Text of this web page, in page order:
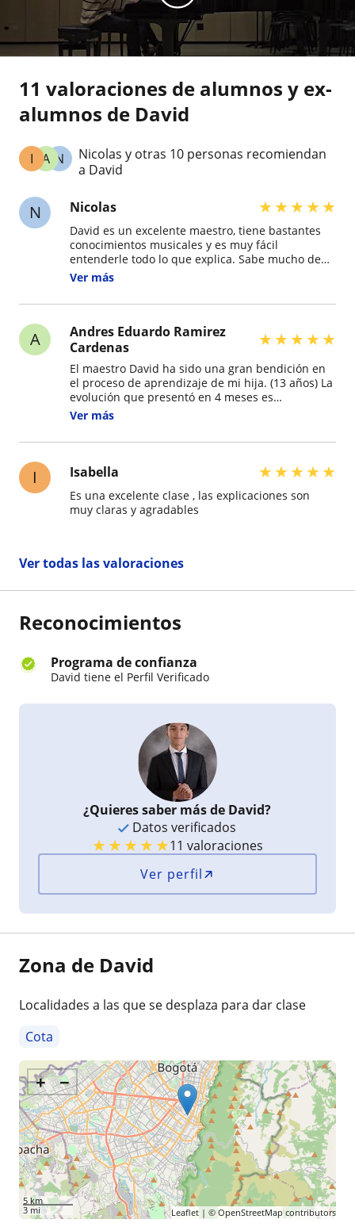
11 valoraciones de alumnos y ex-
alumnos de David
N
A
I
Nicolas y otras 10 personas recomiendan
a David
N Nicolas ★★★★★
David es un excelente maestro, tiene bastantes
conocimientos musicales y es muy fácil
entenderle todo lo que explica. Sabe mucho de
armonía, teoría, solfeo y composición. Sus clases
él te guía en todo el proceso de aprendizaje.
Ver más
A
Andres Eduardo Ramirez
Cardenas
★★★★★
El maestro David ha sido una gran bendición en
el proceso de aprendizaje de mi hija. (13 años) La
evolución que presentó en 4 meses es
asombrosa, logró entender sus necesidades en
poténcializo sus fortalezas. Logro llevarla a
manejar en los estudiantes de piano. Gran
profesor pero sobretodo gran ser humano, un
joven con grandes valores y con un muy muy
amplio conocimiento y asombroso talento para la
Ver más
I Isabella ★★★★★
Es una excelente clase , las explicaciones son
muy claras y agradables
Ver todas las valoraciones
Reconocimientos
Programa de confianza
David tiene el Perfil Verificado
¿Quieres saber más de David?
Datos verificados
★★★★★11 valoraciones
Ver perfil
Zona de David
Localidades a las que se desplaza para dar clase
Cota
+ −
5 km
3 mi
Leaflet| © OpenStreetMap contributors